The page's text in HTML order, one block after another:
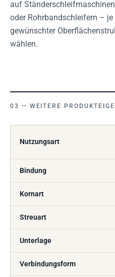
auf
oder Rohrbandschleifern –
gewünschter
wählen.
WEITERE
Nutzungsart
Bindung
Kornart
Streuart
Unterlage
Verbindungsform